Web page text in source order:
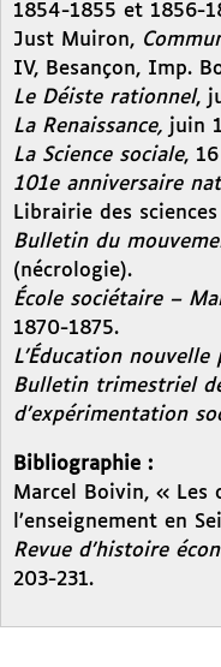
1854-1855 et 1856-
Just Muiron,
IV, Besançon, Imp.
Le Déiste rationnel,
La Renaissance, juin
La Science sociale,
101e anniversaire
Librairie des
Bulletin du
(nécrologie).
École sociétaire –
1870-1875.
L’Éducation
Bulletin trimestriel
d’expérimentation
Bibliographie :
Marcel Boivin, « Les
l’enseignement en
Revue d’histoire
203-231.